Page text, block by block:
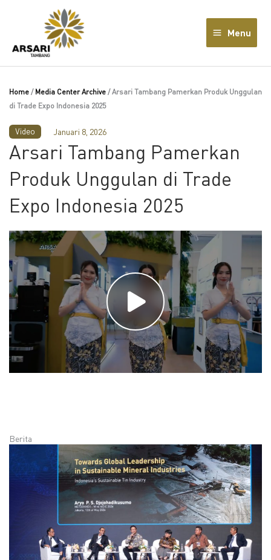
Menu
Home / Media Center Archive /Arsari Tambang Pamerkan Produk Unggulan
di Trade Expo Indonesia 2025
Video Januari 8, 2026
Arsari Tambang Pamerkan
Produk Unggulan di Trade
Expo Indonesia 2025
Berita